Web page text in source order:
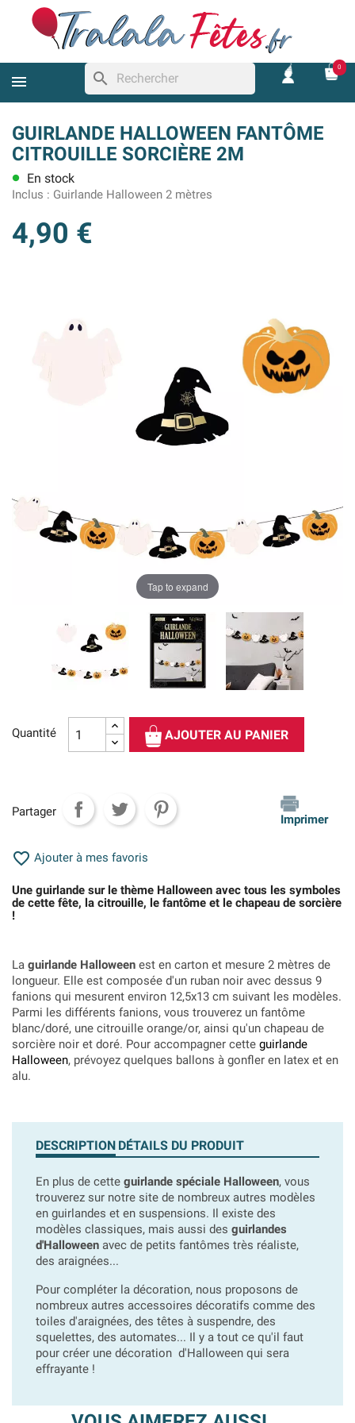
search
0
GUIRLANDE HALLOWEEN FANTÔME
CITROUILLE SORCIÈRE 2M
lens En stock
Inclus : Guirlande Halloween 2 mètres
4,90 €
Tap to expand
Quantité AJOUTER AU PANIER
Partager
Imprimer
 Ajouter à mes favoris
Une guirlande sur le thème Halloween avec tous les symboles
de cette fête, la citrouille, le fantôme et le chapeau de sorcière
!
La guirlande Halloween est en carton et mesure 2 mètres de
longueur. Elle est composée d'un ruban noir avec dessus 9
fanions qui mesurent environ 12,5x13 cm suivant les modèles.
Parmi les différents fanions, vous trouverez un fantôme
blanc/doré, une citrouille orange/or, ainsi qu'un chapeau de
sorcière noir et doré. Pour accompagner cette guirlande
Halloween, prévoyez quelques ballons à gonfler en latex et en
alu.
DESCRIPTION DÉTAILS DU PRODUIT
En plus de cette guirlande spéciale Halloween, vous
trouverez sur notre site de nombreux autres modèles
en guirlandes et en suspensions. Il existe des
modèles classiques, mais aussi des guirlandes
d'Halloween avec de petits fantômes très réaliste,
des araignées...
Pour compléter la décoration, nous proposons de
nombreux autres accessoires décoratifs comme des
toiles d'araignées, des têtes à suspendre, des
squelettes, des automates... Il y a tout ce qu'il faut
pour créer une décoration d'Halloween qui sera
effrayante !